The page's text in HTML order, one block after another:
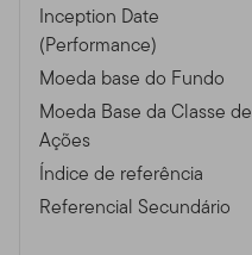
Inception Date
(Performance)
Moeda base do Fundo
Moeda Base da Classe de
Ações
Índice de referência
Referencial Secundário